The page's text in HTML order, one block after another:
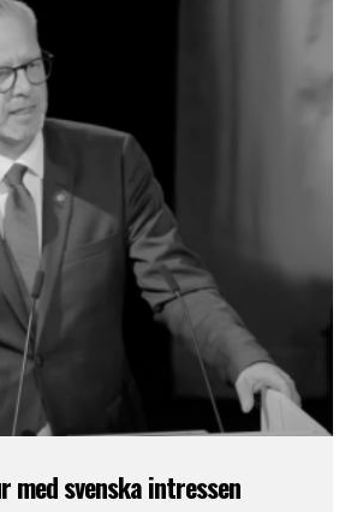
med svenska intressen